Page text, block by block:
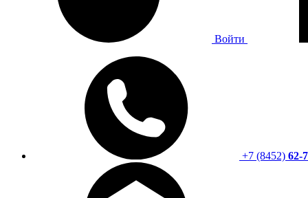
Войти
+7 (8452) 62-